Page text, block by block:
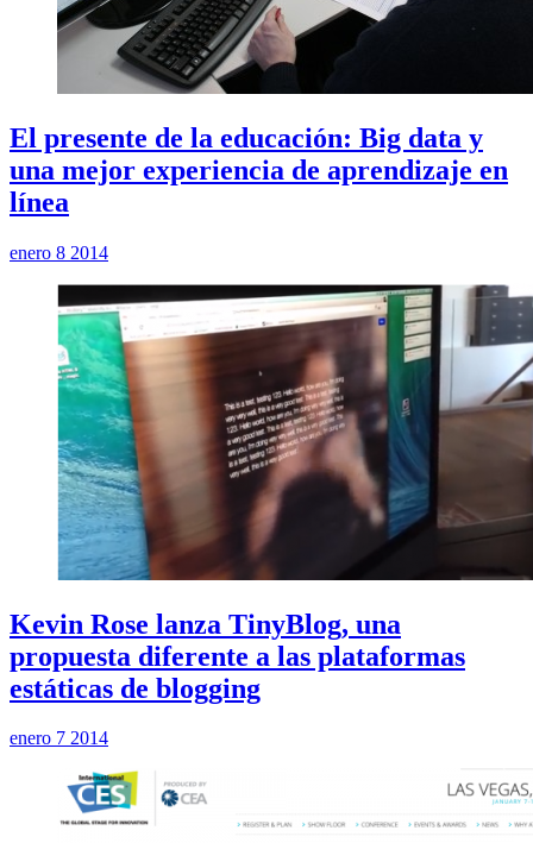
El presente de la educación: Big data y
una mejor experiencia de aprendizaje en
línea
enero 8 2014
Kevin Rose lanza TinyBlog, una
propuesta diferente a las plataformas
estáticas de blogging
enero 7 2014